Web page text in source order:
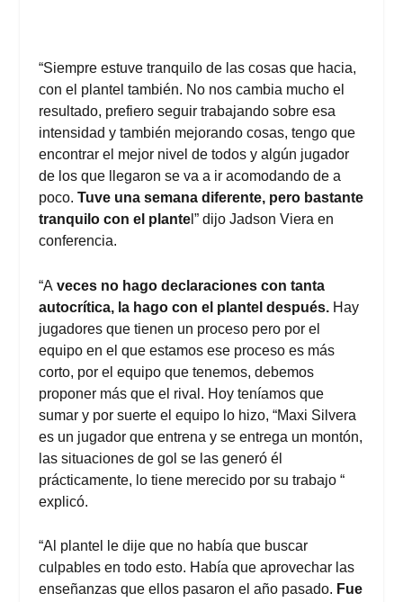
“Siempre estuve tranquilo de las cosas que hacia,
con el plantel también. No nos cambia mucho el
resultado, prefiero seguir trabajando sobre esa
intensidad y también mejorando cosas, tengo que
encontrar el mejor nivel de todos y algún jugador
de los que llegaron se va a ir acomodando de a
poco. Tuve una semana diferente, pero bastante
tranquilo con el plantel” dijo Jadson Viera en
conferencia.
“A veces no hago declaraciones con tanta
autocrítica, la hago con el plantel después.Hay
jugadores que tienen un proceso pero por el
equipo en el que estamos ese proceso es más
corto, por el equipo que tenemos, debemos
proponer más que el rival. Hoy teníamos que
sumar y por suerte el equipo lo hizo, “Maxi Silvera
es un jugador que entrena y se entrega un montón,
las situaciones de gol se las generó él
prácticamente, lo tiene merecido por su trabajo “
explicó.
“Al plantel le dije que no había que buscar
culpables en todo esto. Había que aprovechar las
enseñanzas que ellos pasaron el año pasado. Fue